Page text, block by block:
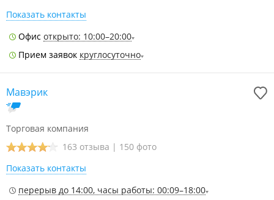
Показать контакты
Офис открыто: 10:00–20:00
Прием заявок круглосуточно
Мавэрик
Торговая компания
163 отзыва | 150 фото
Показать контакты
перерыв до 14:00, часы работы: 00:09–18:00